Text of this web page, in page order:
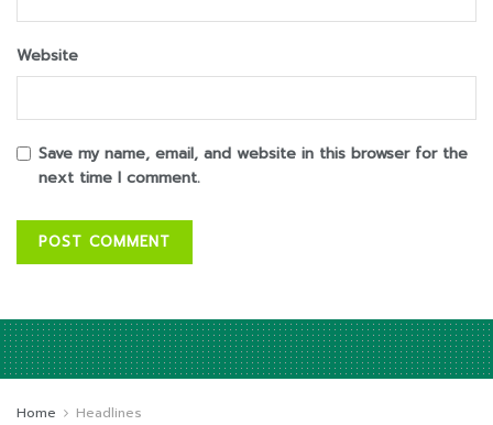
Website
Save my name, email, and website in this browser for the
next time I comment.
Home Headlines